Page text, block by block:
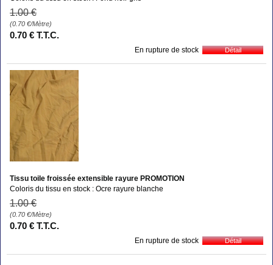
1.00 €
(0.70 €/Mètre)
0.70 € T.T.C.
En rupture de stock
Tissu toile froissée extensible rayure PROMOTION
Coloris du tissu en stock : Ocre rayure blanche
1.00 €
(0.70 €/Mètre)
0.70 € T.T.C.
En rupture de stock